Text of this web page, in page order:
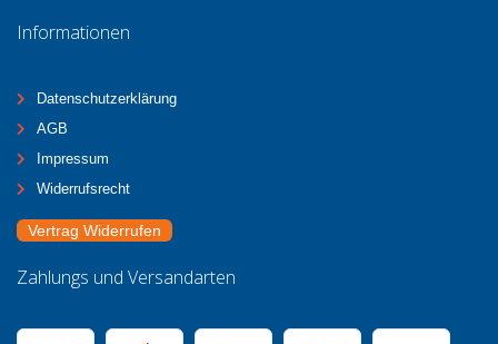
Informationen
Datenschutzerklärung
AGB
Impressum
Widerrufsrecht
Vertrag Widerrufen
Zahlungs und Versandarten